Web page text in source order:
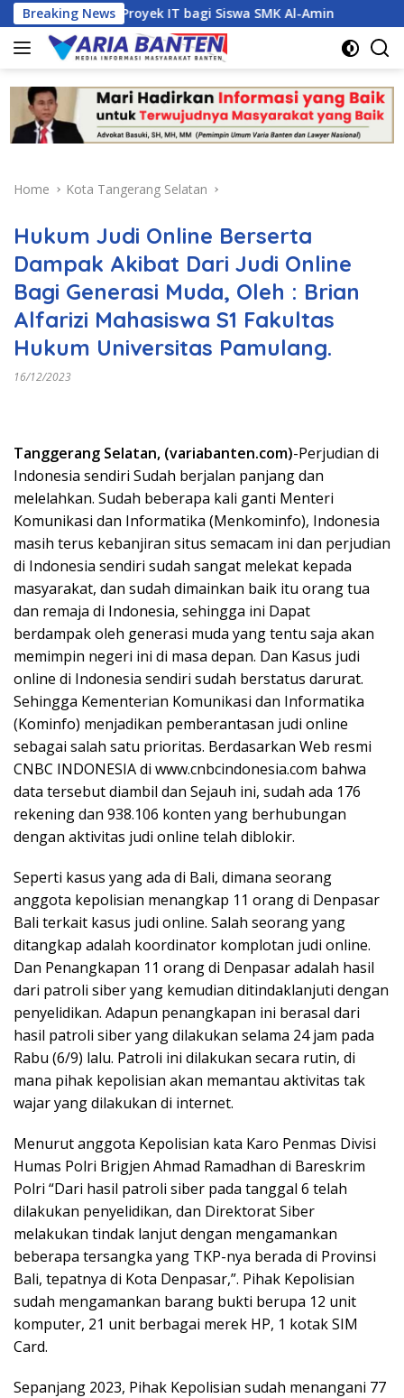
Skip
to
content
Breaking News
Proyek IT bagi Siswa SMK Al-Amin
Home Kota Tangerang Selatan
Hukum Judi Online Berserta
Dampak Akibat Dari Judi Online
Bagi Generasi Muda, Oleh : Brian
Alfarizi Mahasiswa S1 Fakultas
Hukum Universitas Pamulang.
16/12/2023
Tanggerang Selatan, (variabanten.com)-Perjudian di
Indonesia sendiri Sudah berjalan panjang dan
melelahkan. Sudah beberapa kali ganti Menteri
Komunikasi dan Informatika (Menkominfo), Indonesia
masih terus kebanjiran situs semacam ini dan perjudian
di Indonesia sendiri sudah sangat melekat kepada
masyarakat, dan sudah dimainkan baik itu orang tua
dan remaja di Indonesia, sehingga ini Dapat
berdampak oleh generasi muda yang tentu saja akan
memimpin negeri ini di masa depan. Dan Kasus judi
online di Indonesia sendiri sudah berstatus darurat.
Sehingga Kementerian Komunikasi dan Informatika
(Kominfo) menjadikan pemberantasan judi online
sebagai salah satu prioritas. Berdasarkan Web resmi
CNBC INDONESIA di www.cnbcindonesia.com bahwa
data tersebut diambil dan Sejauh ini, sudah ada 176
rekening dan 938.106 konten yang berhubungan
dengan aktivitas judi online telah diblokir.
Seperti kasus yang ada di Bali, dimana seorang
anggota kepolisian menangkap 11 orang di Denpasar
Bali terkait kasus judi online. Salah seorang yang
ditangkap adalah koordinator komplotan judi online.
Dan Penangkapan 11 orang di Denpasar adalah hasil
dari patroli siber yang kemudian ditindaklanjuti dengan
penyelidikan. Adapun penangkapan ini berasal dari
hasil patroli siber yang dilakukan selama 24 jam pada
Rabu (6/9) lalu. Patroli ini dilakukan secara rutin, di
mana pihak kepolisian akan memantau aktivitas tak
wajar yang dilakukan di internet.
Menurut anggota Kepolisian kata Karo Penmas Divisi
Humas Polri Brigjen Ahmad Ramadhan di Bareskrim
Polri “Dari hasil patroli siber pada tanggal 6 telah
dilakukan penyelidikan, dan Direktorat Siber
melakukan tindak lanjut dengan mengamankan
beberapa tersangka yang TKP-nya berada di Provinsi
Bali, tepatnya di Kota Denpasar,”. Pihak Kepolisian
sudah mengamankan barang bukti berupa 12 unit
komputer, 21 unit berbagai merek HP, 1 kotak SIM
Card.
Sepanjang 2023, Pihak Kepolisian sudah menangani 77